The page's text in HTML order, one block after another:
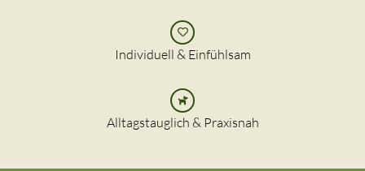
Individuell & Einfühlsam
Alltagstauglich & Praxisnah